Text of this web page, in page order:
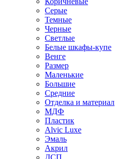
Серые
Темные
Черные
Светлые
Белые шкафы-купе
Венге
Размер
Маленькие
Большие
Средние
Отделка и материал
МДФ
Пластик
Alvic Luxe
Эмаль
Акрил
ДСП